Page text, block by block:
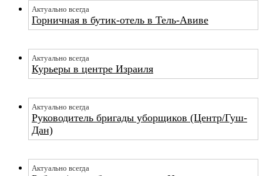
Актуально всегда
Горничная в бутик-отель в Тель-Авиве
Актуально всегда
Курьеры в центре Израиля
Актуально всегда
Руководитель бригады уборщиков (Центр/Гуш-
Дан)
Актуально всегда